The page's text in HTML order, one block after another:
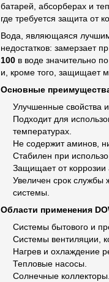
батарей, абсорберах и
где требуется защита от
Вода, являющаяся
недостатков: замерзает
100в воде значительно
и, кроме того, защищает
Основные
Улучшенные свойства
Подходит для
температурах.
Не содержит аминов,
Стабилен при
Защищает от
Увеличен срок службы
системы.
Области применения D
Системы бытового и
Системы вентиляции,
Нагрев и охлаждение
Тепловые насосы.
Солнечные